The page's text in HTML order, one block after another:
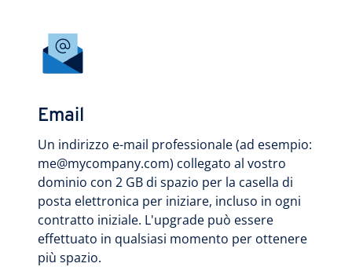
Email
Un indirizzo e-mail professionale (ad esempio:
me@mycompany.com) collegato al vostro
dominio con 2 GB di spazio per la casella di
posta elettronica per iniziare, incluso in ogni
contratto iniziale. L'upgrade può essere
effettuato in qualsiasi momento per ottenere
più spazio.